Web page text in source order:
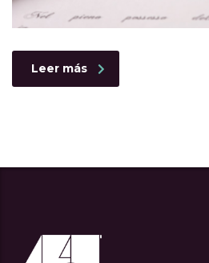
Leer más